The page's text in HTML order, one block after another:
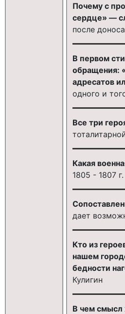
Почему с
сердце» —
после
В первом
обращения:
адресатов
одного и
Все три
Какая
1805 - 1807 г.
дает
Кто из
нашем
бедности
Кулигин
В чем смысл